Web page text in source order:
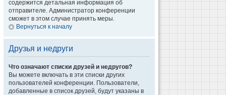
содержится детальная информация об
отправителе. Администратор конференции
сможет в этом случае принять меры.
Вернуться к началу
Друзья и недруги
Что означают списки друзей и недругов?
Вы можете включать в эти списки других
пользователей конференции. Пользователи,
добавленные в список друзей, будут указаны в